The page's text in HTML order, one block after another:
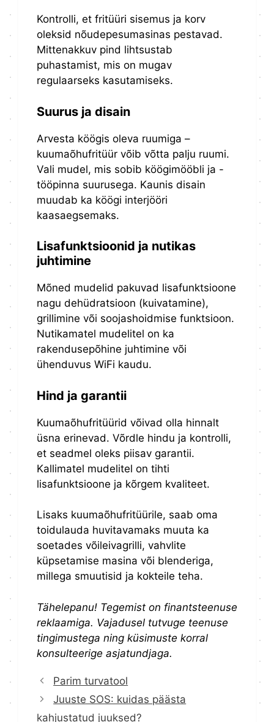
Kontrolli, et fritüüri sisemus ja korv
oleksid nõudepesumasinas pestavad.
Mittenakkuv pind lihtsustab
puhastamist, mis on mugav
regulaarseks kasutamiseks.
Suurus ja disain
Arvesta köögis oleva ruumiga –
kuumaõhufritüür võib võtta palju ruumi.
Vali mudel, mis sobib köögimööbli ja -
tööpinna suurusega. Kaunis disain
muudab ka köögi interjööri
kaasaegsemaks.
Lisafunktsioonid ja nutikas
juhtimine
Mõned mudelid pakuvad lisafunktsioone
nagu dehüdratsioon (kuivatamine),
grillimine või soojashoidmise funktsioon.
Nutikamatel mudelitel on ka
rakendusepõhine juhtimine või
ühenduvus WiFi kaudu.
Hind ja garantii
Kuumaõhufritüürid võivad olla hinnalt
üsna erinevad. Võrdle hindu ja kontrolli,
et seadmel oleks piisav garantii.
Kallimatel mudelitel on tihti
lisafunktsioone ja kõrgem kvaliteet.
Lisaks kuumaõhufritüürile, saab oma
toidulauda huvitavamaks muuta ka
soetades võileivagrilli, vahvlite
küpsetamise masina või blenderiga,
millega smuutisid ja kokteile teha.
Tähelepanu! Tegemist on finantsteenuse
reklaamiga. Vajadusel tutvuge teenuse
tingimustega ning küsimuste korral
konsulteerige asjatundjaga.
Parim turvatool
Juuste SOS: kuidas päästa
kahjustatud juuksed?